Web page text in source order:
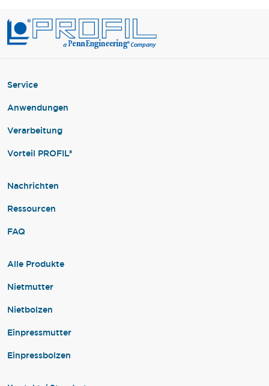
Service
Anwendungen
Verarbeitung
Vorteil PROFIL®
Nachrichten
Ressourcen
FAQ
Alle Produkte
Nietmutter
Nietbolzen
Einpressmutter
Einpressbolzen